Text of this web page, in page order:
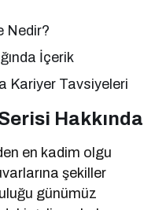
Nedir?
İçerik
Kariyer Tavsiyeleri
Hakkında
en kadim olgu
şekiller
günümüz